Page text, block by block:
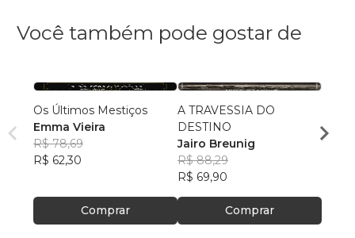
Você também pode gostar de
Os Últimos Mestiços
Emma Vieira
R$ 78,69
R$ 62,30
Comprar
A TRAVESSIA DO
DESTINO
Jairo Breunig
R$ 88,29
R$ 69,90
Comprar
R$